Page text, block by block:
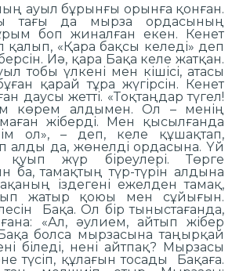
ауыл бұрынғы орынға қонған.
тағы да мырза ордасының
боп жиналған екен. Кенет
қалып, «Қара бақсы келеді» деп
Иә, қара Бақа келе жатқан.
тобы үлкені мен кішісі, атасы
қарай тұра жүгірсін. Кенет
даусы жетті. «Тоқтаңдар түгел!
көрем алдымен. Ол – менің
жіберді. Мен қысылғанда
ол», – деп, келе құшақтап,
алды да, жөнелді ордасына. Үй
жүр біреулері. Төрге
ба, тамақтың түр-түрін алдына
іздегені ежелден тамақ,
жатыр қоюы мен сұйығын.
Бақа. Ол бір тыныстағанда,
«Ал, әулием, айтып жібер
болса мырзасына таңырқай
біледі, нені айтпақ? Мырзасы
түсіп, құлағын тосады Бақаға.